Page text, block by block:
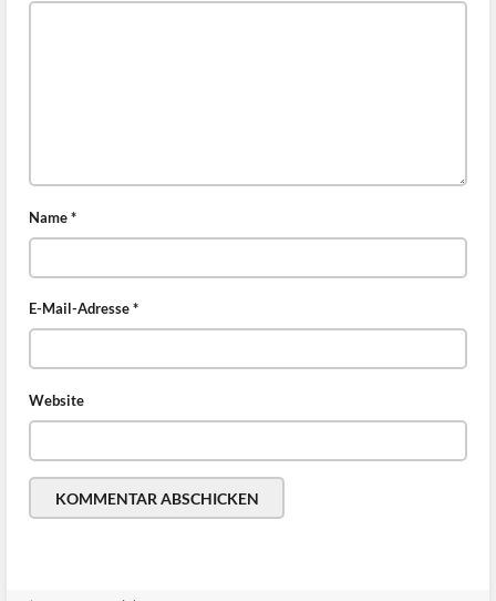
Name*
E-Mail-Adresse*
Website